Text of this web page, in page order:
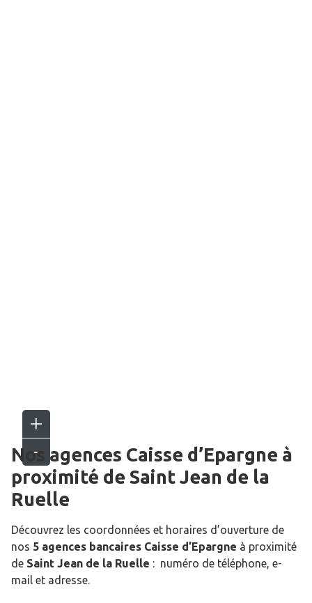
Nos agences Caisse d’Epargne à
proximité de Saint Jean de la
Ruelle
Découvrez les coordonnées et horaires d’ouverture de
nos 5 agences bancaires Caisse d’Epargne à proximité
de Saint Jean de la Ruelle : numéro de téléphone, e-
mail et adresse.